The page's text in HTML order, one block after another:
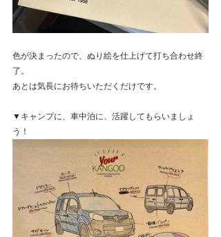
色が決まったので、ぬり絵を仕上げて打ち合わせ終
了。
あとは気長にお待ちいただくだけです。
▼キャンプに、車中泊に、活躍してもらいましょ
う！